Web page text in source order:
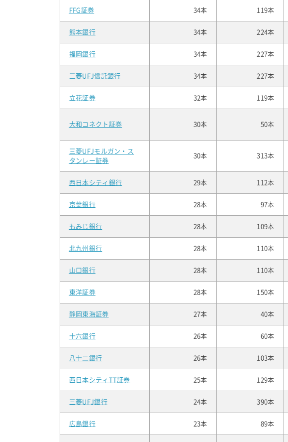
FFG証券 34本 119本
熊本銀行 34本 224本
福岡銀行 34本 227本
三菱UFJ信託銀行 34本 227本
立花証券 32本 119本
大和コネクト証券 30本 50本
三菱UFJモルガン・ス
タンレー証券
30本 313本
西日本シティ銀行 29本 112本
京葉銀行 28本 97本
もみじ銀行 28本 109本
北九州銀行 28本 110本
山口銀行 28本 110本
東洋証券 28本 150本
静岡東海証券 27本 40本
十六銀行 26本 60本
八十二銀行 26本 103本
西日本シティTT証券 25本 129本
三菱UFJ銀行 24本 390本
広島銀行 23本 89本